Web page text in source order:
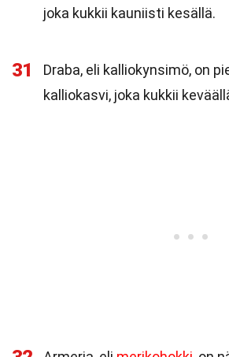
joka kukkii kauniisti kesällä.
31
Draba, eli kalliokynsimö, on
kalliokasvi, joka kukkii